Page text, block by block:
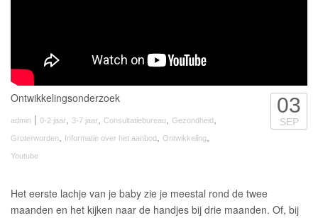
Ontwikkelingsonderzoek
admin | 0-2 jaar 3-7 jaar Consultatiebureau Gezondheid
Groterworden Informatie over het aanbod Ontwikkeling
Youtube
03
SEP
Het eerste lachje van je baby zie je meestal rond de twee
maanden en het kijken naar de handjes bij drie maanden. Of, bij